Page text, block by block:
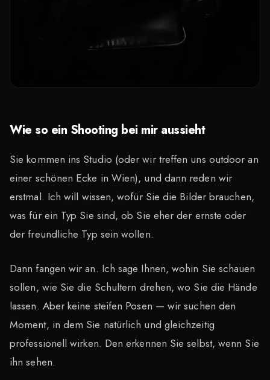
Wie so ein Shooting bei mir aussieht
Sie kommen ins Studio (oder wir treffen uns outdoor an
einer schönen Ecke in Wien), und dann reden wir
erstmal. Ich will wissen, wofür Sie die Bilder brauchen,
was für ein Typ Sie sind, ob Sie eher der ernste oder
der freundliche Typ sein wollen.
Dann fangen wir an. Ich sage Ihnen, wohin Sie schauen
sollen, wie Sie die Schultern drehen, wo Sie die Hände
lassen. Aber keine steifen Posen — wir suchen den
Moment, in dem Sie natürlich und gleichzeitig
professionell wirken. Den erkennen Sie selbst, wenn Sie
ihn sehen.